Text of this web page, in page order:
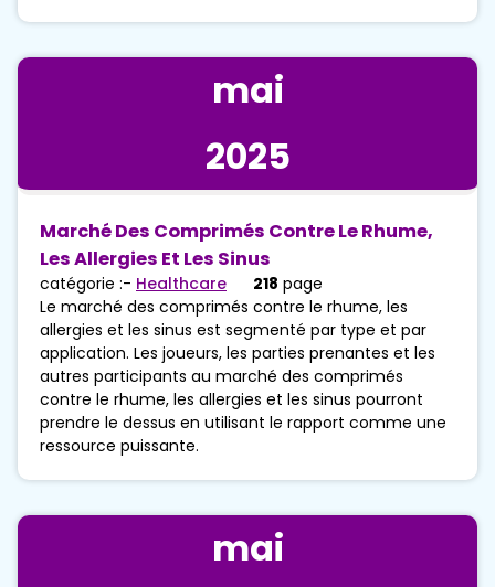
mai
2025
Marché Des Comprimés Contre Le Rhume,
Les Allergies Et Les Sinus
catégorie :- Healthcare 218 page
Le marché des comprimés contre le rhume, les
allergies et les sinus est segmenté par type et par
application. Les joueurs, les parties prenantes et les
autres participants au marché des comprimés
contre le rhume, les allergies et les sinus pourront
prendre le dessus en utilisant le rapport comme une
ressource puissante.
mai